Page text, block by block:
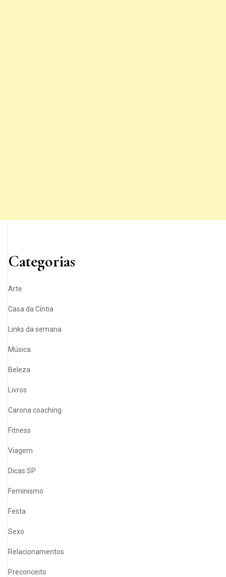
Categorias
Arte
Casa da Cíntia
Links da semana
Música
Beleza
Livros
Carona coaching
Fitness
Viagem
Dicas SP
Feminismo
Festa
Sexo
Relacionamentos
Preconceito